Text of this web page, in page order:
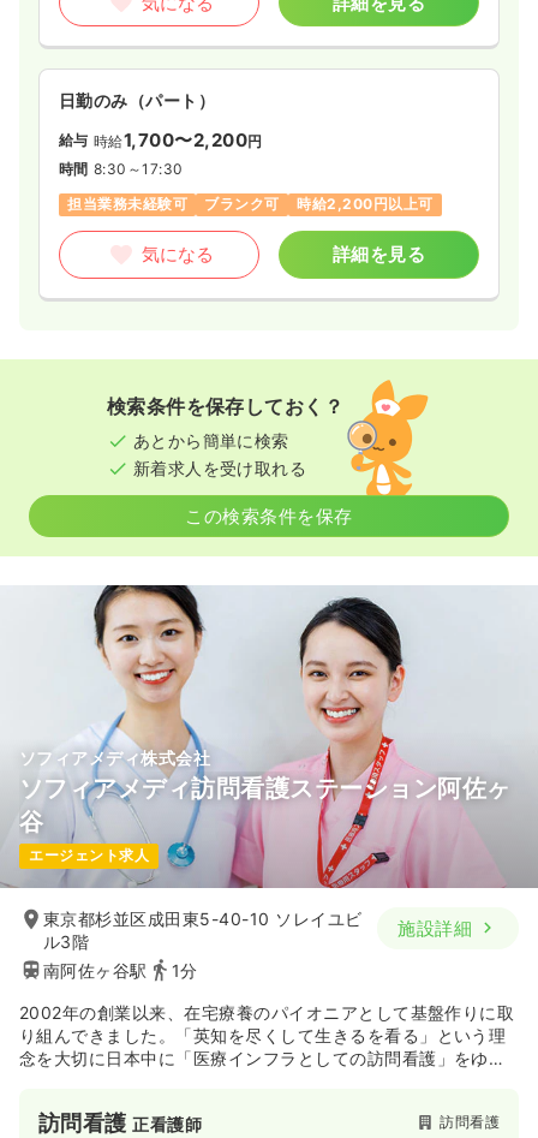
日勤のみ（パート）
給与 時給1,700〜2,200円
時間 8:30～17:30
担当業務未経験可
ブランク可 時給2,200円以上可
気になる 詳細を見る
検索条件を保存しておく？
あとから簡単に検索
新着求人を受け取れる
この検索条件を保存
ソフィアメディ株式会社
ソフィアメディ訪問看護ステーション阿佐ヶ
谷
エージェント求人
東京都杉並区成田東5-40-10 ソレイユビ
ル3階
南阿佐ヶ谷駅
1分
施設詳細
2002年の創業以来、在宅療養のパイオニアとして基盤作りに取
り組んできました。「英知を尽くして生きるを看る」という理
念を大切に日本中に「医療インフラとしての訪問看護」をゆき
す。
訪問看護正看護師 訪問看護